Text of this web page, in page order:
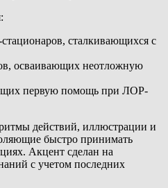
сталкивающихся с
осваивающих неотложную
первую помощь при ЛОР-
действий, иллюстрации и
быстро принимать
Акцент сделан на
с учетом последних